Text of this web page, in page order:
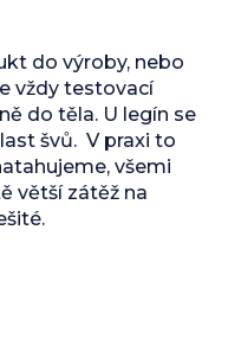
do výroby, nebo
vždy testovací
do těla. U legín se
švů. V praxi to
všemi
větší zátěž na